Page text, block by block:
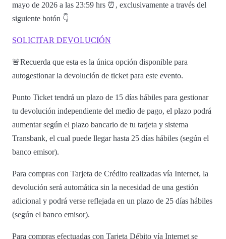
mayo de 2026 a las 23:59 hrs ⏰, exclusivamente a través del
siguiente botón 👇
SOLICITAR DEVOLUCIÓN
🚨Recuerda que esta es la única opción disponible para
autogestionar la devolución de ticket para este evento.
Punto Ticket tendrá un plazo de 15 días hábiles para gestionar
tu devolución independiente del medio de pago, el plazo podrá
aumentar según el plazo bancario de tu tarjeta y sistema
Transbank, el cual puede llegar hasta 25 días hábiles (según el
banco emisor).
Para compras con Tarjeta de Crédito realizadas vía Internet, la
devolución será automática sin la necesidad de una gestión
adicional y podrá verse reflejada en un plazo de 25 días hábiles
(según el banco emisor).
Para compras efectuadas con Tarjeta Débito vía Internet se